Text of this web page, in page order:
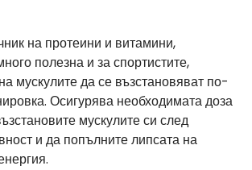
на протеини и витамини,
полезна и за спортистите,
мускулите да се възстановяват по-
Осигурява необходимата доза
мускулите си след
и да попълните липсата на